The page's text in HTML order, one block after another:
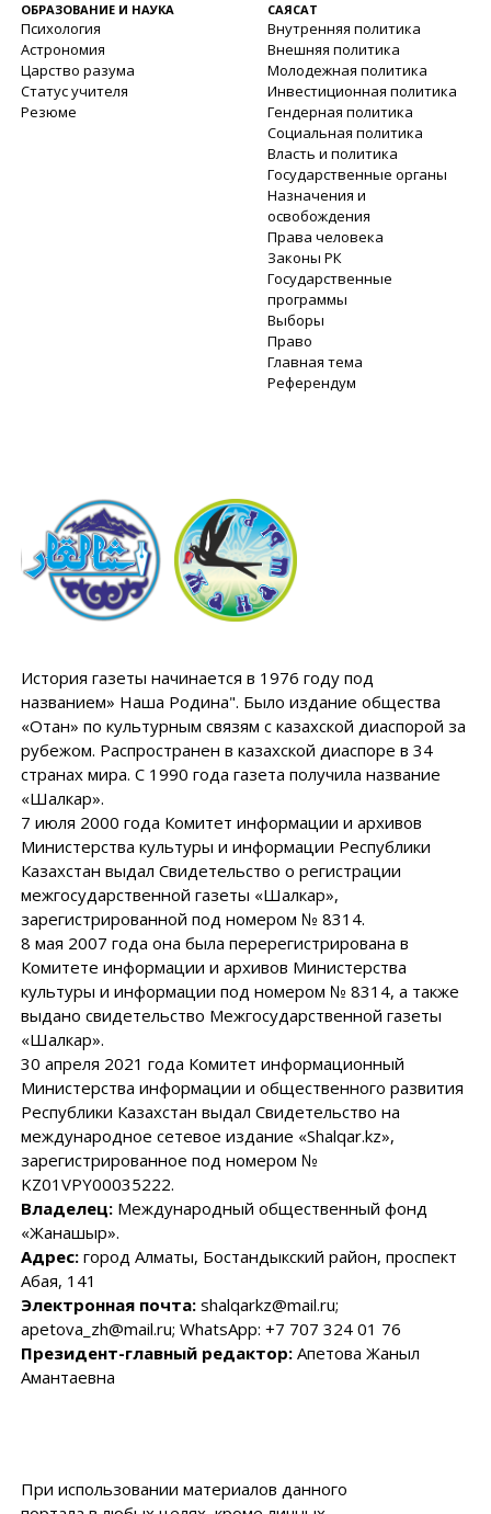
ОБРАЗОВАНИЕ И НАУКА
Психология
Астрономия
Царство разума
Статус учителя
Резюме
САЯСАТ
Внутренняя политика
Внешняя политика
Молодежная политика
Инвестиционная политика
Гендерная политика
Социальная политика
Власть и политика
Государственные органы
Назначения и
освобождения
Права человека
Законы РК
Государственные
программы
Выборы
Право
Главная тема
Референдум
История газеты начинается в 1976 году под
названием» Наша Родина". Было издание общества
«Отан» по культурным связям с казахской диаспорой за
рубежом. Распространен в казахской диаспоре в 34
странах мира. С 1990 года газета получила название
«Шалкар».
7 июля 2000 года Комитет информации и архивов
Министерства культуры и информации Республики
Казахстан выдал Свидетельство о регистрации
межгосударственной газеты «Шалкар»,
зарегистрированной под номером № 8314.
8 мая 2007 года она была перерегистрирована в
Комитете информации и архивов Министерства
культуры и информации под номером № 8314, а также
выдано свидетельство Межгосударственной газеты
«Шалкар».
30 апреля 2021 года Комитет информационный
Министерства информации и общественного развития
Республики Казахстан выдал Свидетельство на
международное сетевое издание «Shalqar.kz»,
зарегистрированное под номером №
KZ01VPY00035222.
Владелец:Международный общественный фонд
«Жанашыр».
Адрес:город Алматы, Бостандыкский район, проспект
Абая, 141
Электронная почта:shalqarkz@mail.ru;
apetova_zh@mail.ru; WhatsApp: +7 707 324 01 76
Президент-главный редактор:Апетова Жаныл
Амантаевна
При использовании материалов данного